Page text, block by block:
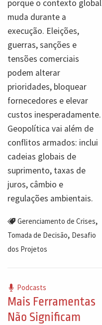
porque o contexto global
muda durante a
execução. Eleições,
guerras, sanções e
tensões comerciais
podem alterar
prioridades, bloquear
fornecedores e elevar
custos inesperadamente.
Geopolítica vai além de
conflitos armados: inclui
cadeias globais de
suprimento, taxas de
juros, câmbio e
regulações ambientais.
Gerenciamento de Crises,
Tomada de Decisão, Desafio
dos Projetos
Podcasts
Mais Ferramentas
Não Significam